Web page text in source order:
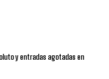
y entradas agotadas en